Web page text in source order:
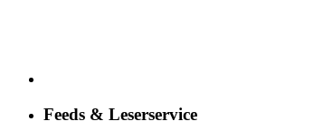
Feeds & Leserservice